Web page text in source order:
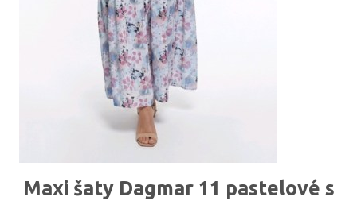
Maxi šaty Dagmar 11 pastelové s